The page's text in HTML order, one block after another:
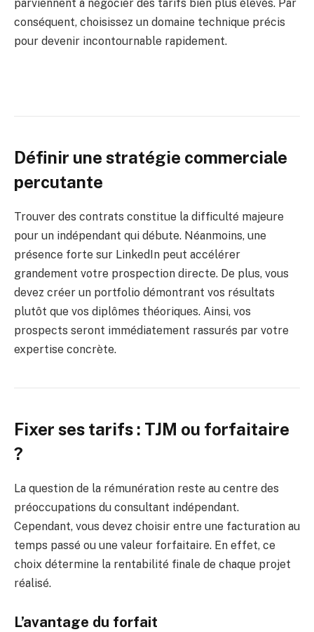
parviennent à négocier des tarifs bien plus élevés. Par
conséquent, choisissez un domaine technique précis
pour devenir incontournable rapidement.
Définir une stratégie commerciale
percutante
Trouver des contrats constitue la difficulté majeure
pour un indépendant qui débute. Néanmoins, une
présence forte sur LinkedIn peut accélérer
grandement votre prospection directe. De plus, vous
devez créer un portfolio démontrant vos résultats
plutôt que vos diplômes théoriques. Ainsi, vos
prospects seront immédiatement rassurés par votre
expertise concrète.
Fixer ses tarifs : TJM ou forfaitaire
?
La question de la rémunération reste au centre des
préoccupations du consultant indépendant.
Cependant, vous devez choisir entre une facturation au
temps passé ou une valeur forfaitaire. En effet, ce
choix détermine la rentabilité finale de chaque projet
réalisé.
L’avantage du forfait